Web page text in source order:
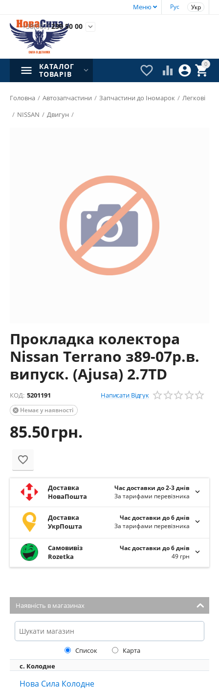
Рус Укр
Меню
+38(067)230 50 00 
0


 
КАТАЛОГ
ТОВАРІВ
Головна / Автозапчастини / Запчастини до Іномарок / Легкові
/ NISSAN / Двигун /
Прокладка колектора
Nissan Terrano з89-07р.в.
випуск. (Ajusa) 2.7TD
КОД: 5201191 Написати Відгук
Немає у наявності

85.50грн.
Доставка
НоваПошта
Час доставки до 2-3 днів
За тарифами перевізника
Доставка
УкрПошта
Час доставки до 6 днів
За тарифами перевізника
Самовивіз
Rozetka
Час доставки до 6 днів
49 грн
Наявність в магазинах
Список
Карта
с. Колодне
Нова Сила Колодне